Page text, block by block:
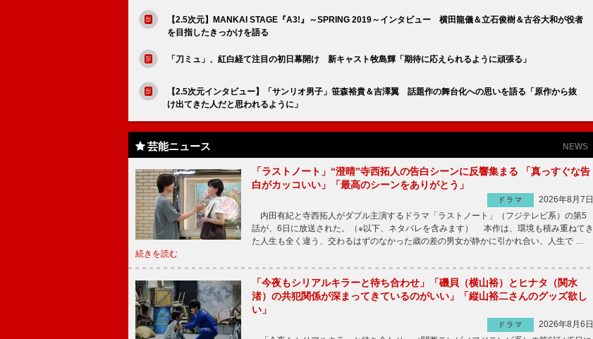
【2.5次元】MANKAI STAGE『A3!』～SPRING 2019～インタビュー 横田龍儀＆立石俊樹＆古谷大和が役者
を目指したきっかけを語る
「刀ミュ」、紅白経て注目の初日幕開け 新キャスト牧島輝「期待に応えられるように頑張る」
【2.5次元インタビュー】「サンリオ男子」笹森裕貴＆吉澤翼 話題作の舞台化への思いを語る「原作から抜
け出てきた人だと思われるように」
芸能ニュース NEWS
「ラストノート」“澄晴”寺西拓人の告白シーンに反響集まる 「真っすぐな告
白がカッコいい」「最高のシーンをありがとう」
ドラマ
2026年8月7日
内田有紀と寺西拓人がダブル主演するドラマ「ラストノート」（フジテレビ系）の第5
話が、6日に放送された。（※以下、ネタバレを含みます） 本作は、環境も積み重ねてき
た人生も全く違う、交わるはずのなかった歳の差の男女が静かに引かれ合い、人生で …
続きを読む
「今夜もシリアルキラーと待ち合わせ」「磯貝（横山裕）とヒナタ（関水
渚）の共犯関係が深まってきているのがいい」「縦山裕二さんのグッズ欲し
い」
ドラマ
2026年8月6日